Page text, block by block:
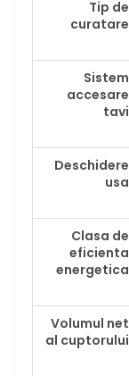
Tip de
curatare
Sistem
accesare
tavi
Deschidere
usa
Clasa de
eficienta
energetica
Volumul net
al cuptorului